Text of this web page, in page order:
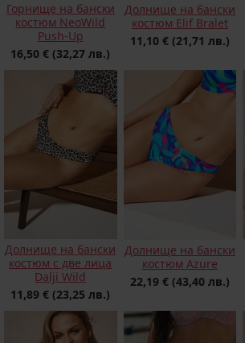
Горнище на бански
костюм NeoWild
Push-Up
16,50 € (32,27 лв.)
Долнище на бански
костюм Elif Bralet
11,10 € (21,71 лв.)
Долнище на бански
костюм с две лица
Dalji Wild
11,89 € (23,25 лв.)
Долнище на бански
костюм Azure
22,19 € (43,40 лв.)